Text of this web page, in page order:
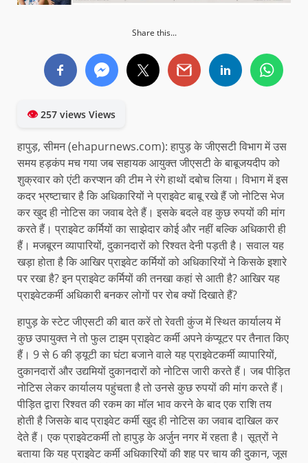
Share this...
👁257 views Views
हापुड़, सीमन (ehapurnews.com): हापुड़ के जीएसटी विभाग में उस
समय हड़कंप मच गया जब सहायक आयुक्त जीएसटी के बाबूजयदीप को
शुक्रवार को एंटी करप्शन की टीम ने रंगे हाथों दबोच लिया। विभाग में इस
कदर भ्रष्टाचार है कि अधिकारियों ने प्राइवेट बाबू रखे हैं जो नोटिस भेज
कर खुद ही नोटिस का जवाब देते हैं। इसके बदले वह कुछ रुपयों की मांग
करते हैं। प्राइवेट कर्मियों का साझेदार कोई और नहीं बल्कि अधिकारी ही
हैं। मजबूरन व्यापारियों, दुकानदारों को रिश्वत देनी पड़ती है। सवाल यह
खड़ा होता है कि आखिर प्राइवेट कर्मियों को अधिकारियों ने किसके इशारे
पर रखा है? इन प्राइवेट कर्मियों की तनखा कहां से आती है? आखिर यह
प्राइवेटकर्मी अधिकारी बनकर लोगों पर रोब क्यों दिखाते हैं?
हापुड़ के स्टेट जीएसटी की बात करें तो रेवती कुंज में स्थित कार्यालय में
कुछ उपायुक्त ने तो फुल टाइम प्राइवेट कर्मी अपने कंप्यूटर पर तैनात किए
हैं। 9 से 6 की ड्यूटी का घंटा बजाने वाले यह प्राइवेटकर्मी व्यापारियों,
दुकानदारों और उद्यमियों दुकानदारों को नोटिस जारी करते हैं। जब पीड़ित
नोटिस लेकर कार्यालय पहुंचता है तो उनसे कुछ रुपयों की मांग करते हैं।
पीड़ित द्वारा रिश्वत की रकम का मॉल भाव करने के बाद एक राशि तय
होती है जिसके बाद प्राइवेट कर्मी खुद ही नोटिस का जवाब दाखिल कर
देते हैं। एक प्राइवेटकर्मी तो हापुड़ के अर्जुन नगर में रहता है। सूत्रों ने
बताया कि यह प्राइवेट कर्मी अधिकारियों की शह पर चाय की दुकान, जूस